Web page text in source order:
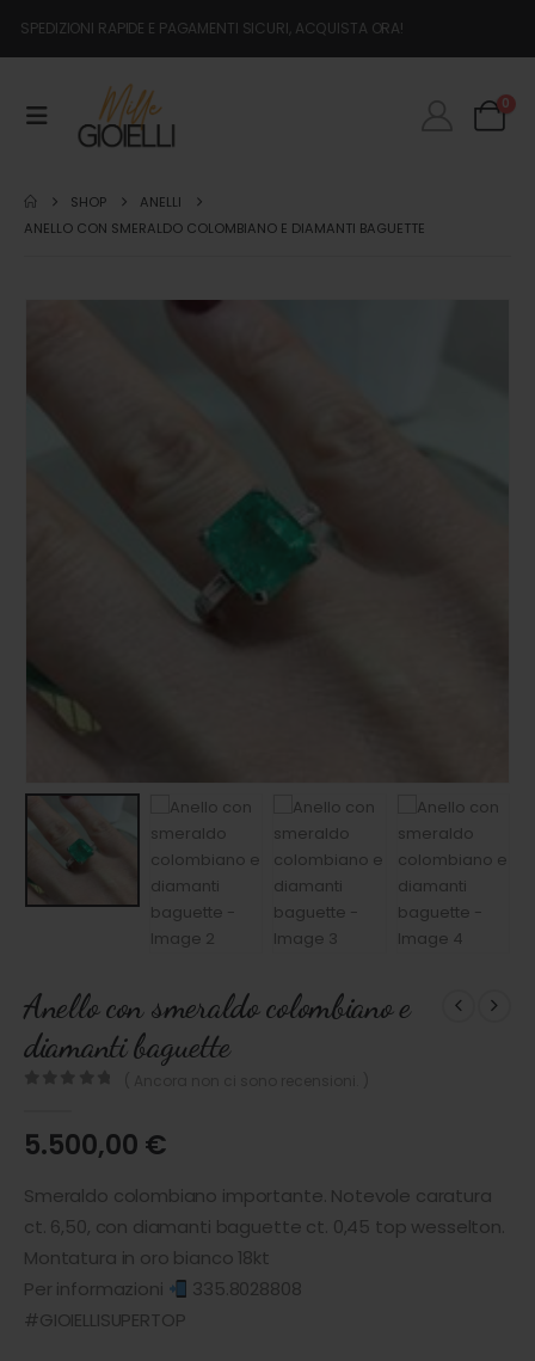
SPEDIZIONI RAPIDE E PAGAMENTI SICURI, ACQUISTA ORA!
0
SHOP
ANELLI
ANELLO CON SMERALDO COLOMBIANO E DIAMANTI BAGUETTE
Anello con smeraldo colombiano e
diamanti baguette
5.500,00 €
Smeraldo colombiano importante. Notevole caratura
ct. 6,50, con diamanti baguette ct. 0,45 top wesselton.
Montatura in oro bianco 18kt
Per informazioni
335.8028808
#GIOIELLISUPERTOP